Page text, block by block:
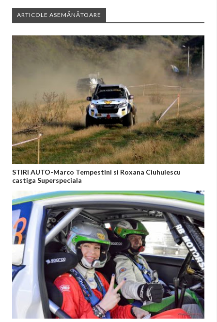
ARTICOLE ASEMĂNĂTOARE
STIRI AUTO-Marco Tempestini si Roxana Ciuhulescu
castiga Superspeciala